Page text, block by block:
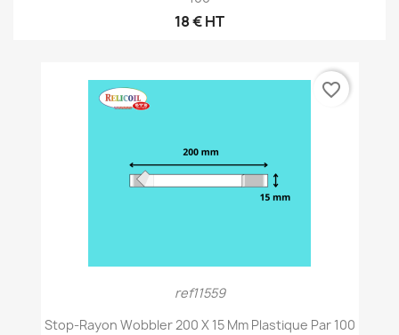
18 € HT
ref11559
Stop-Rayon Wobbler 200 X 15 Mm Plastique Par 100
favorite_border